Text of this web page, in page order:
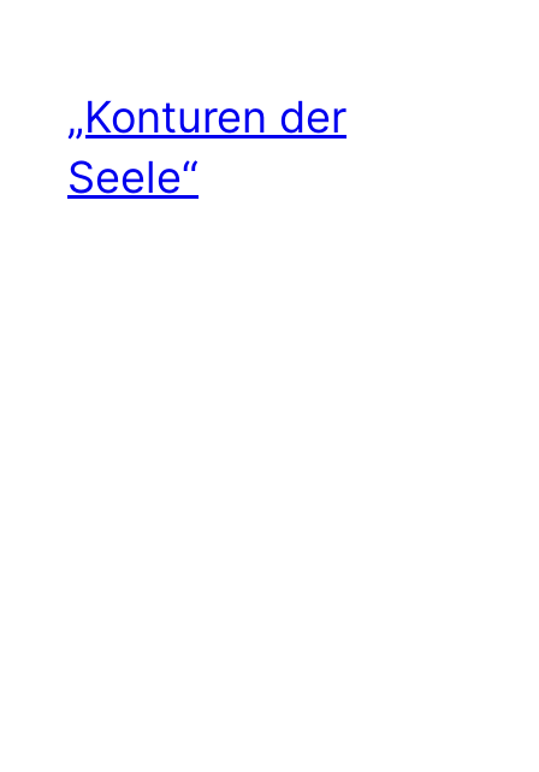
„Konturen der
Seele“